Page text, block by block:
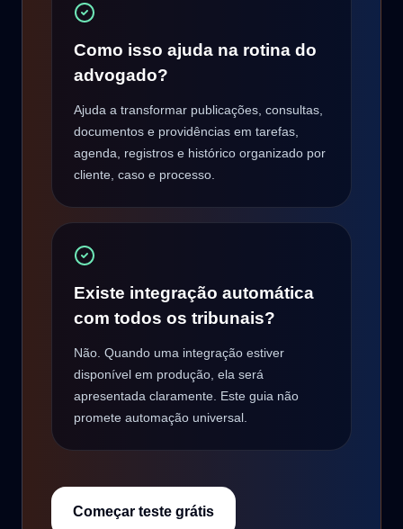
Como isso ajuda na rotina do
advogado?
Ajuda a transformar publicações, consultas,
documentos e providências em tarefas,
agenda, registros e histórico organizado por
cliente, caso e processo.
Existe integração automática
com todos os tribunais?
Não. Quando uma integração estiver
disponível em produção, ela será
apresentada claramente. Este guia não
promete automação universal.
Começar teste grátis